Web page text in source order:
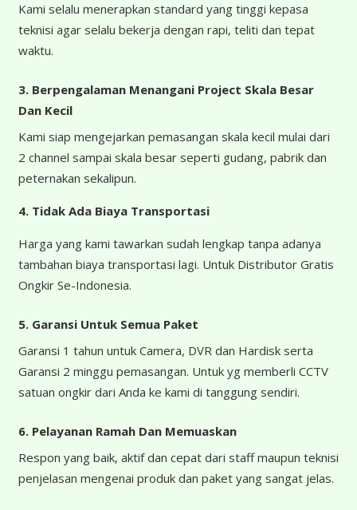
Kami selalu menerapkan standard yang tinggi kepasa
teknisi agar selalu bekerja dengan rapi, teliti dan tepat
waktu.
3. Berpengalaman Menangani Project Skala Besar
Dan Kecil
Kami siap mengejarkan pemasangan skala kecil mulai dari
2 channel sampai skala besar seperti gudang, pabrik dan
peternakan sekalipun.
4. Tidak Ada Biaya Transportasi
Harga yang kami tawarkan sudah lengkap tanpa adanya
tambahan biaya transportasi lagi. Untuk Distributor Gratis
Ongkir Se-Indonesia.
5. Garansi Untuk Semua Paket
Garansi 1 tahun untuk Camera, DVR dan Hardisk serta
Garansi 2 minggu pemasangan. Untuk yg memberli CCTV
satuan ongkir dari Anda ke kami di tanggung sendiri.
6. Pelayanan Ramah Dan Memuaskan
Respon yang baik, aktif dan cepat dari staff maupun teknisi
penjelasan mengenai produk dan paket yang sangat jelas.